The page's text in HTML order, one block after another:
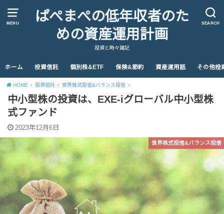
MENU SEARCH
ぱぺまぺの低年収者のた
めの資産運用計画
投資と時々雑記
ホーム 投資信託 個別株&ETF 保険&節約 資産運用話 その他投
HOME 投資信託 世界株式投信&バランス投信
中小型株の投資は、EXE-iグローバル中小型株
式ファンド
2023年12月6日
世界株式投信&バランス投信